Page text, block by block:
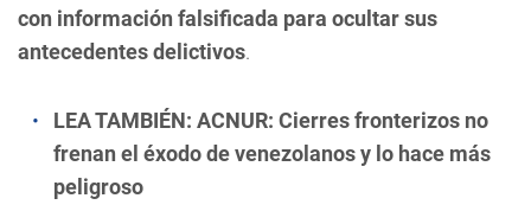
con información falsificada para ocultar sus
antecedentes delictivos.
LEA TAMBIÉN: ACNUR: Cierres fronterizos no
frenan el éxodo de venezolanos y lo hace más
peligroso